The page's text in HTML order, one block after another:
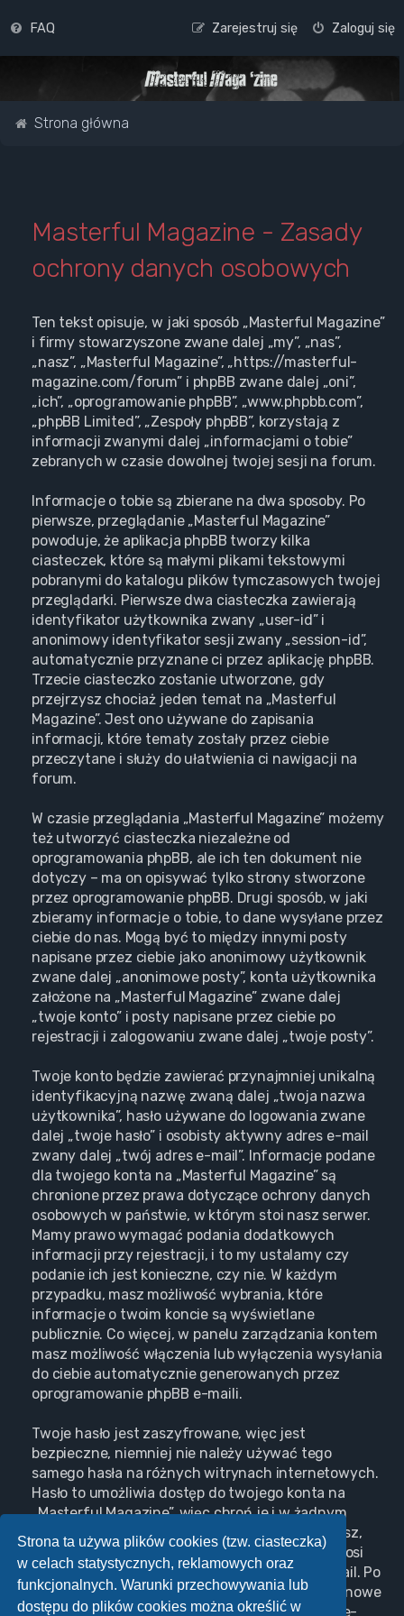
Strona ta używa plików cookies (tzw. ciasteczka)
w celach statystycznych, reklamowych oraz
funkcjonalnych. Warunki przechowywania lub
dostępu do plików cookies można określić w
FAQ Zaloguj się
Zarejestruj się
Strona główna
Masterful Magazine - Zasady
ochrony danych osobowych
Ten tekst opisuje, w jaki sposób „Masterful Magazine”
i firmy stowarzyszone zwane dalej „my”, „nas”,
„nasz”, „Masterful Magazine”, „https://masterful-
magazine.com/forum” i phpBB zwane dalej „oni”,
„ich”, „oprogramowanie phpBB”, „www.phpbb.com”,
„phpBB Limited”, „Zespoły phpBB”, korzystają z
informacji zwanymi dalej „informacjami o tobie”
zebranych w czasie dowolnej twojej sesji na forum.
Informacje o tobie są zbierane na dwa sposoby. Po
pierwsze, przeglądanie „Masterful Magazine”
powoduje, że aplikacja phpBB tworzy kilka
ciasteczek, które są małymi plikami tekstowymi
pobranymi do katalogu plików tymczasowych twojej
przeglądarki. Pierwsze dwa ciasteczka zawierają
identyfikator użytkownika zwany „user-id” i
anonimowy identyfikator sesji zwany „session-id”,
automatycznie przyznane ci przez aplikację phpBB.
Trzecie ciasteczko zostanie utworzone, gdy
przejrzysz chociaż jeden temat na „Masterful
Magazine”. Jest ono używane do zapisania
informacji, które tematy zostały przez ciebie
przeczytane i służy do ułatwienia ci nawigacji na
forum.
W czasie przeglądania „Masterful Magazine” możemy
też utworzyć ciasteczka niezależne od
oprogramowania phpBB, ale ich ten dokument nie
dotyczy – ma on opisywać tylko strony stworzone
przez oprogramowanie phpBB. Drugi sposób, w jaki
zbieramy informacje o tobie, to dane wysyłane przez
ciebie do nas. Mogą być to między innymi posty
napisane przez ciebie jako anonimowy użytkownik
zwane dalej „anonimowe posty”, konta użytkownika
założone na „Masterful Magazine” zwane dalej
„twoje konto” i posty napisane przez ciebie po
rejestracji i zalogowaniu zwane dalej „twoje posty”.
Twoje konto będzie zawierać przynajmniej unikalną
identyfikacyjną nazwę zwaną dalej „twoja nazwa
użytkownika”, hasło używane do logowania zwane
dalej „twoje hasło” i osobisty aktywny adres e-mail
zwany dalej „twój adres e-mail”. Informacje podane
dla twojego konta na „Masterful Magazine” są
chronione przez prawa dotyczące ochrony danych
osobowych w państwie, w którym stoi nasz serwer.
Mamy prawo wymagać podania dodatkowych
informacji przy rejestracji, i to my ustalamy czy
podanie ich jest konieczne, czy nie. W każdym
przypadku, masz możliwość wybrania, które
informacje o twoim koncie są wyświetlane
publicznie. Co więcej, w panelu zarządzania kontem
masz możliwość włączenia lub wyłączenia wysyłania
do ciebie automatycznie generowanych przez
oprogramowanie phpBB e-maili.
Twoje hasło jest zaszyfrowane, więc jest
bezpieczne, niemniej nie należy używać tego
samego hasła na różnych witrynach internetowych.
Hasło to umożliwia dostęp do twojego konta na
„Masterful Magazine”, więc chroń je i w żadnym
wypadku nie podawaj
nikomu . Jeśli je zapomnisz,
użyj funkcji „Nie pamiętam hasła”. Witryna poprosi
cię o podanie nazwy użytkownika i adresu e-mail. Po
podaniu tych danych zostanie wygenerowane nowe
hasło i przesłane na podany przez ciebie adres e-